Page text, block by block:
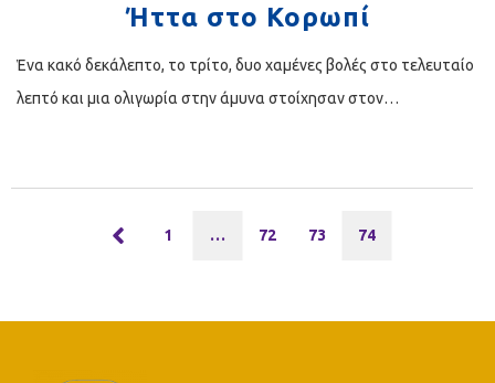
Ήττα στο Κορωπί
Ένα κακό δεκάλεπτο, το τρίτο, δυο χαμένες βολές στο τελευταίο
λεπτό και μια ολιγωρία στην άμυνα στοίχησαν στον…
1 … 72 73 74